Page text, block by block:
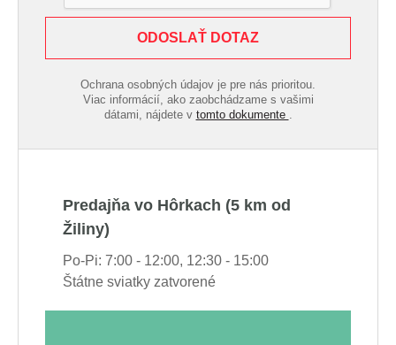
ODOSLAŤ DOTAZ
Ochrana osobných údajov je pre nás prioritou.
Viac informácií, ako zaobchádzame s vašimi
dátami, nájdete v tomto dokumente .
Predajňa vo Hôrkach (5 km od
Žiliny)
Po-Pi: 7:00 - 12:00, 12:30 - 15:00
Štátne sviatky zatvorené